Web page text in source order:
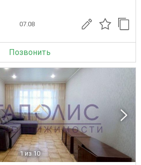
07.08
Позвонить
1 из 10